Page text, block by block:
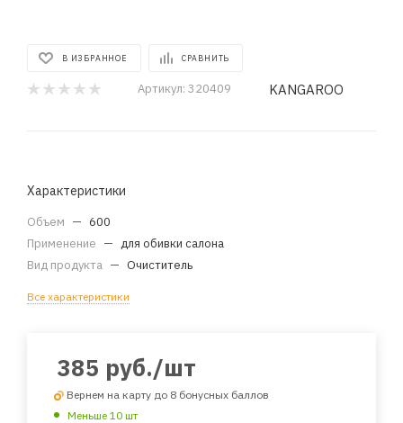
В ИЗБРАННОЕ СРАВНИТЬ
Артикул: 320409 KANGAROO
Характеристики
Объем — 600
Применение — для обивки салона
Вид продукта — Очиститель
Все характеристики
385 руб./шт
Вернем на карту до 8 бонусных баллов
Меньше 10 шт